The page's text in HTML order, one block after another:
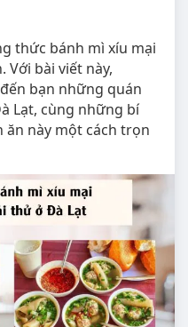
thức bánh mì xíu mại
bài viết này,
bạn những quán
Lạt, cùng những bí
này một cách trọn